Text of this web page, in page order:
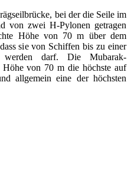
bei der die Seile im
von zwei H-Pylonen getragen
Höhe von 70 m über dem
sie von Schiffen bis zu einer
darf. Die Mubarak-
von 70 m die höchste auf
allgemein eine der höchsten